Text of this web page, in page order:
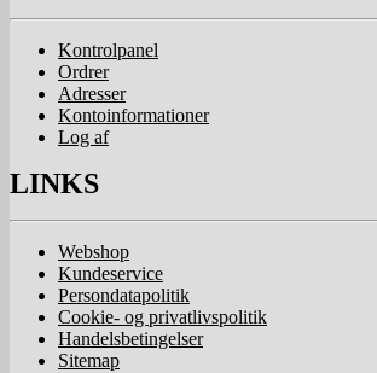
Kontrolpanel
Ordrer
Adresser
Kontoinformationer
Log af
LINKS
Webshop
Kundeservice
Persondatapolitik
Cookie- og privatlivspolitik
Handelsbetingelser
Sitemap